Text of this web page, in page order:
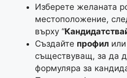
Изберете желаната
местоположение,
върху “
Създайте профил
съществуващ, за да
формуляра за